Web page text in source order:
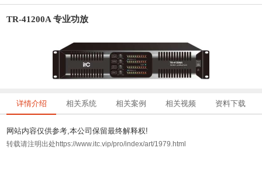
TR-41200A 专业功放
详情介绍 相关系统 相关案例 相关视频 资料下载
网站内容仅供参考,本公司保留最终解释权!
转载请注明出处https://www.itc.vip/pro/index/art/1979.html